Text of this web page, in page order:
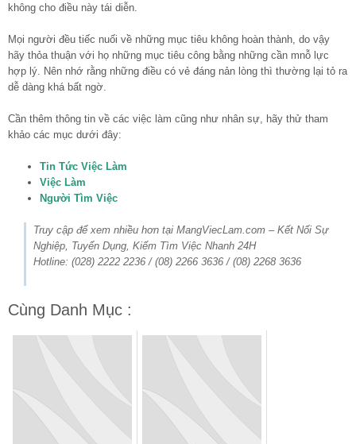
không cho điều này tái diễn.
Mọi người đều tiếc nuối về những mục tiêu không hoàn thành, do vậy
hãy thỏa thuận với họ những mục tiêu công bằng những cần mnỗ lực
hợp lý. Nên nhớ rằng những điều có vẻ đáng nản lòng thì thường lại tỏ ra
dễ dàng khá bất ngờ.
Cần thêm thông tin về các việc làm cũng như nhân sự, hãy thử tham
khảo các mục dưới đây:
Tin Tức Việc Làm
Việc Làm
Người Tìm Việc
Truy cập để xem nhiều hơn tại MangViecLam.com – Kết Nối Sự
Nghiệp, Tuyển Dụng, Kiếm Tìm Việc Nhanh 24H
Hotline: (028) 2222 2236 / (08) 2266 3636 / (08) 2268 3636
Cùng Danh Mục :